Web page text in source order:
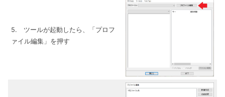
5. ツールが起動したら、「プロフ
ァイル編集」を押す